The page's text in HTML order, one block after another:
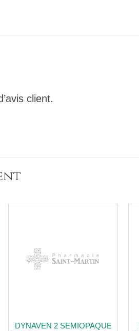
client.
DYNAVEN 2 SEMIOPAQUE